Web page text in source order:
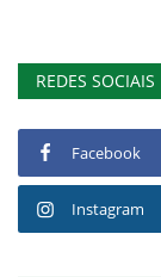
REDES SOCIAIS
Facebook
Instagram